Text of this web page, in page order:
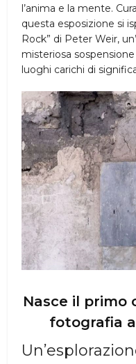
l’anima e la mente.
questa esposizione si
Rock” di Peter Weir,
misteriosa
luoghi carichi di
Nasce il primo
fotografia